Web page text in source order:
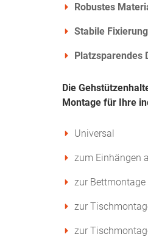
Robustes
Stabile
Platzsparendes
Die
Montage für Ihre
Universal
zum Einhängen
zur Bettmontage
zur
zur